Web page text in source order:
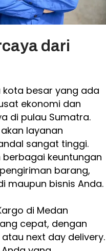
dari
kota besar yang ada
ekonomi dan
di pulau Sumatra.
layanan
sangat tinggi.
keuntungan
barang,
maupun bisnis Anda.
di Medan
cepat, dengan
next day delivery.